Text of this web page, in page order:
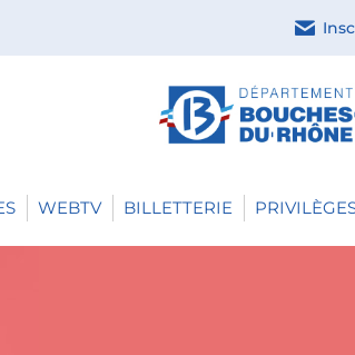
WEBTV BILLETTERIE